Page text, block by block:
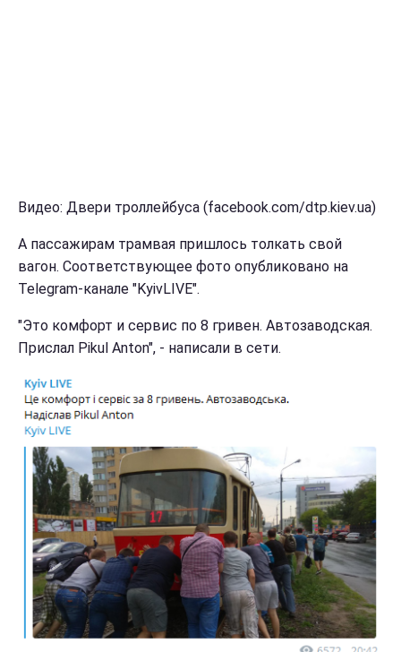
Видео: Двери троллейбуса (facebook.com/dtp.kiev.ua)
А пассажирам трамвая пришлось толкать свой
вагон. Соответствующее фото опубликовано на
Telegram-канале "KyivLIVE".
"Это комфорт и сервис по 8 гривен. Автозаводская.
Прислал Pikul Anton", - написали в сети.